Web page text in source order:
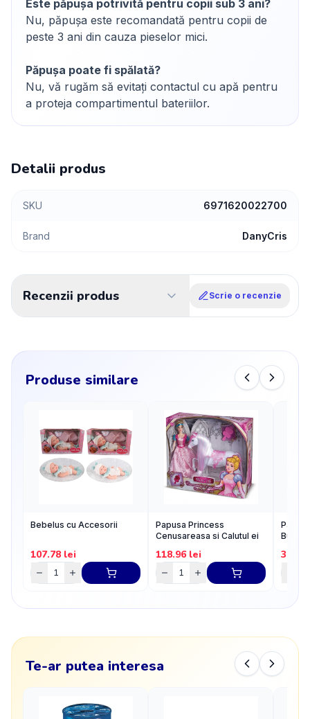
Este păpușa potrivită pentru copii sub 3 ani?
Nu, păpușa este recomandată pentru copii de
peste 3 ani din cauza pieselor mici.
Păpușa poate fi spălată?
Nu, vă rugăm să evitați contactul cu apă pentru
a proteja compartimentul bateriilor.
Detalii produs
SKU 6971620022700
Brand DanyCris
Recenzii produs Scrie o recenzie
Produse similare
Bebelus cu Accesorii
107.78 lei
Papusa Princess
Cenusareasa si Calutul ei
118.96lei 35.59
Te-ar putea interesa